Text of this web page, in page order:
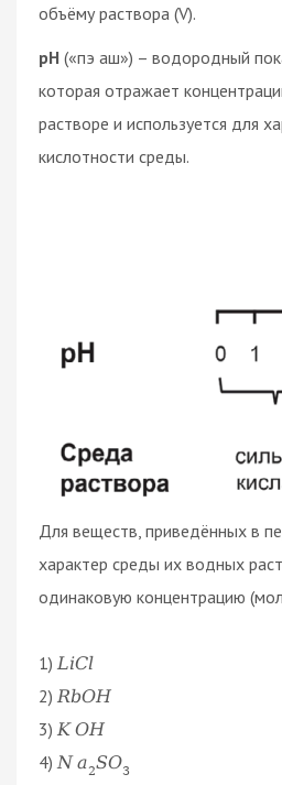
объёму раствора (V).
pH («пэ аш») – водородный
которая отражает
растворе и используется для
кислотности среды.
Для веществ, приведённых в
характер среды их водных
одинаковую концентрацию
1) LiCl
2) RbOH
3) K OH
4) N a2SO3